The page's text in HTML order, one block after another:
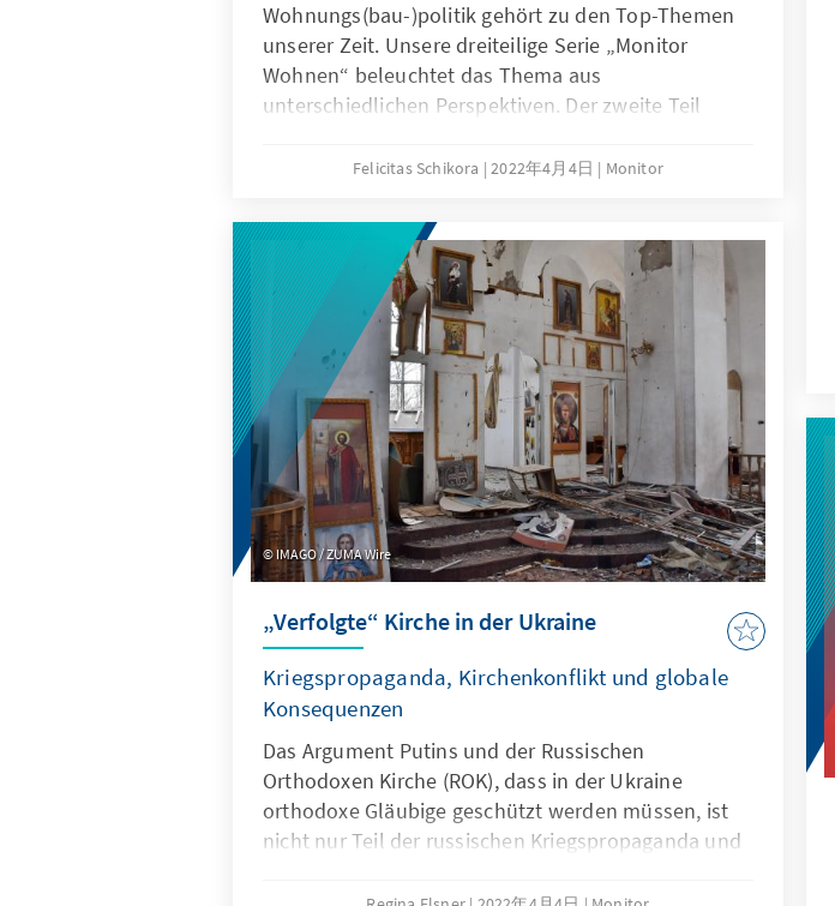
Wohnungs(bau-)politik gehört zu den Top-Themen
unserer Zeit. Unsere dreiteilige Serie „Monitor
Wohnen“ beleuchtet das Thema aus
unterschiedlichen Perspektiven. Der zweite Teil
Wohnungsbau mithilfe von Modernisierung und
Felicitas Schikora 2022年4月4日 Monitor
IMAGO / ZUMA Wire
„Verfolgte“ Kirche in der Ukraine
Kriegspropaganda, Kirchenkonflikt und globale
Konsequenzen
Das Argument Putins und der Russischen
Orthodoxen Kirche (ROK), dass in der Ukraine
orthodoxe Gläubige geschützt werden müssen, ist
nicht nur Teil der russischen Kriegspropaganda und